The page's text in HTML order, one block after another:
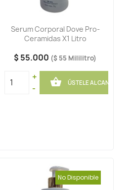
Serum Corporal Dove Pro-
Ceramidas X1 Litro
$ 55.000 ($ 55 Mililitro)
+
-
 ÚSTELE AL CANASTO
No Disponible